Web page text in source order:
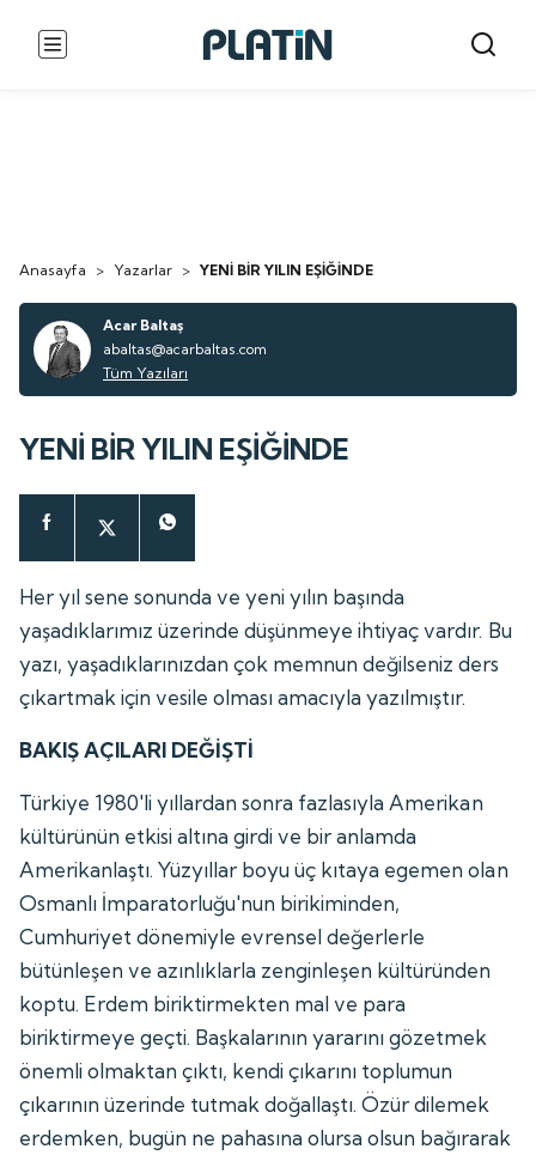
Anasayfa > Yazarlar > YENİ BİR YILIN EŞİĞİNDE
Acar Baltaş
abaltas@acarbaltas.com
Tüm Yazıları
YENİ BİR YILIN EŞİĞİNDE
Her yıl sene sonunda ve yeni yılın başında
yaşadıklarımız üzerinde düşünmeye ihtiyaç vardır. Bu
yazı, yaşadıklarınızdan çok memnun değilseniz ders
çıkartmak için vesile olması amacıyla yazılmıştır.
BAKIŞ AÇILARI DEĞİŞTİ
Türkiye 1980'li yıllardan sonra fazlasıyla Amerikan
kültürünün etkisi altına girdi ve bir anlamda
Amerikanlaştı. Yüzyıllar boyu üç kıtaya egemen olan
Osmanlı İmparatorluğu'nun birikiminden,
Cumhuriyet dönemiyle evrensel değerlerle
bütünleşen ve azınlıklarla zenginleşen kültüründen
koptu. Erdem biriktirmekten mal ve para
biriktirmeye geçti. Başkalarının yararını gözetmek
önemli olmaktan çıktı, kendi çıkarını toplumun
çıkarının üzerinde tutmak doğallaştı. Özür dilemek
erdemken, bugün ne pahasına olursa olsun bağırarak